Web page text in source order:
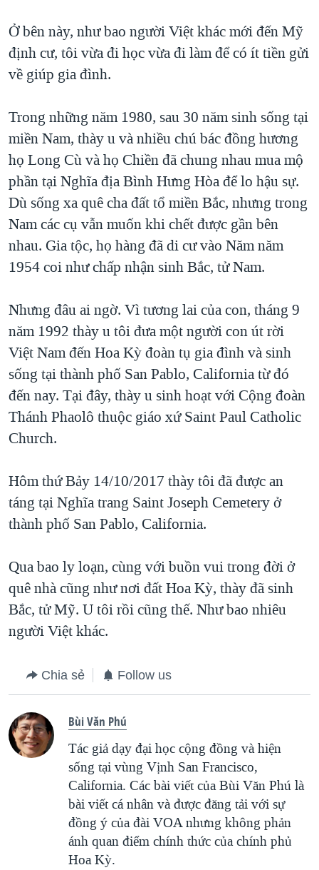
Ở bên này, như bao người Việt khác mới đến Mỹ
định cư, tôi vừa đi học vừa đi làm để có ít tiền gửi
về giúp gia đình.
Trong những năm 1980, sau 30 năm sinh sống tại
miền Nam, thày u và nhiều chú bác đồng hương
họ Long Cù và họ Chiền đã chung nhau mua mộ
phần tại Nghĩa địa Bình Hưng Hòa để lo hậu sự.
Dù sống xa quê cha đất tổ miền Bắc, nhưng trong
Nam các cụ vẫn muốn khi chết được gần bên
nhau. Gia tộc, họ hàng đã di cư vào Năm năm
1954 coi như chấp nhận sinh Bắc, tử Nam.
Nhưng đâu ai ngờ. Vì tương lai của con, tháng 9
năm 1992 thày u tôi đưa một người con út rời
Việt Nam đến Hoa Kỳ đoàn tụ gia đình và sinh
sống tại thành phố San Pablo, California từ đó
đến nay. Tại đây, thày u sinh hoạt với Cộng đoàn
Thánh Phaolô thuộc giáo xứ Saint Paul Catholic
Church.
Hôm thứ Bảy 14/10/2017 thày tôi đã được an
táng tại Nghĩa trang Saint Joseph Cemetery ở
thành phố San Pablo, California.
Qua bao ly loạn, cùng với buồn vui trong đời ở
quê nhà cũng như nơi đất Hoa Kỳ, thày đã sinh
Bắc, tử Mỹ. U tôi rồi cũng thế. Như bao nhiêu
người Việt khác.
Chia sẻ Follow us
Bùi Văn Phú
Tác giả dạy đại học cộng đồng và hiện
sống tại vùng Vịnh San Francisco,
California. Các bài viết của Bùi Văn Phú là
bài viết cá nhân và được đăng tải với sự
đồng ý của đài VOA nhưng không phản
ánh quan điểm chính thức của chính phủ
Hoa Kỳ.